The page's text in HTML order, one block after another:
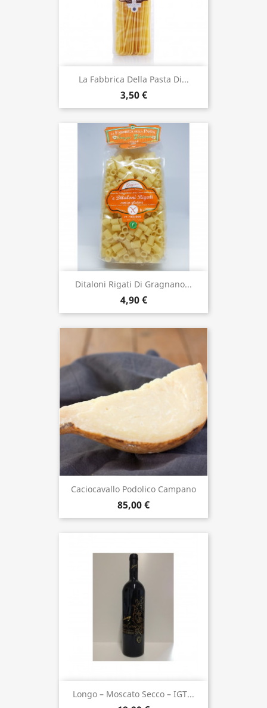
La Fabbrica Della Pasta Di...
3,50 €
Ditaloni Rigati Di Gragnano...
4,90 €
Caciocavallo Podolico Campano
85,00 €
Longo – Moscato Secco – IGT...